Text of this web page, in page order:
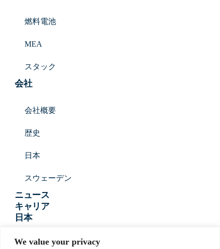
We value your privacy
燃料電池
MEA
スタック
会社
会社概要
歴史
日本
スウェーデン
ニュース
キャリア
日本
T:+81-(0)45-222-0602